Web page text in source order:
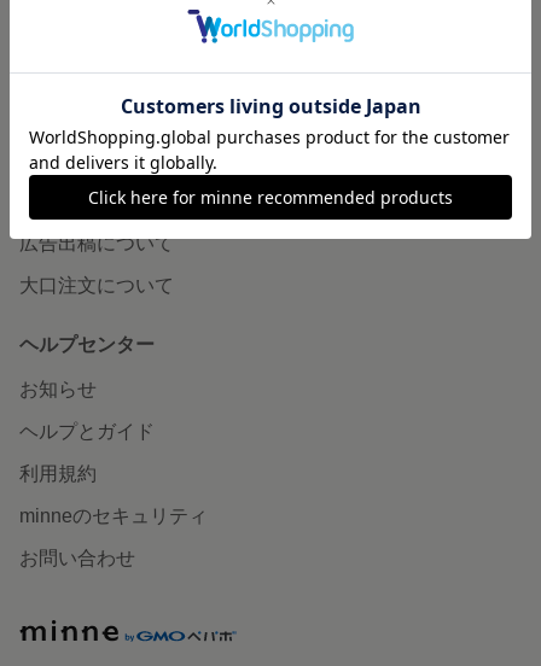
minneとものづくりと
minneの本
企業の方へ
広告出稿について
大口注文について
ヘルプセンター
お知らせ
ヘルプとガイド
利用規約
minneのセキュリティ
お問い合わせ